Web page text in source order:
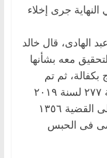
النهاية جرى إخلاء
الهادى، قال خالد
معه بشأنها
بكفالة، ثم تم
حبسه على ذمة تحقيقات القضية ٢٧٧ لسنة ٢٠١٩
حصر أمن دولة، ثم تم تدويره على القضية ١٣٥٦
وقضى فى الحبس